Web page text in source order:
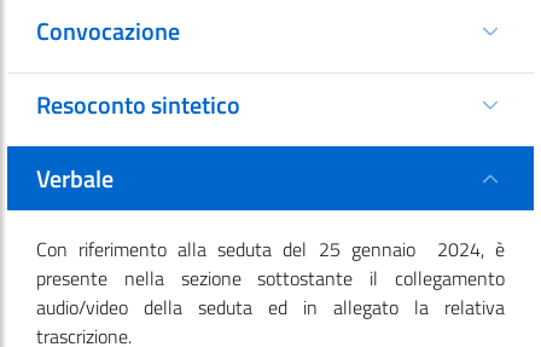
Convocazione
Resoconto sintetico
Verbale
Con riferimento alla seduta del 25 gennaio 2024, è
presente nella sezione sottostante il collegamento
audio/video della seduta ed in allegato la relativa
trascrizione.